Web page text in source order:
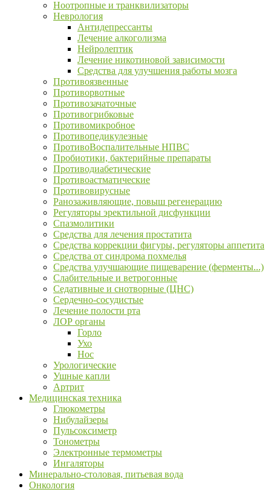
Ноотропные и транквилизаторы
Неврология
Антидепрессанты
Лечение алкоголизма
Нейролептик
Лечение никотиновой зависимости
Средства для улучшения работы мозга
Противоязвенные
Противорвотные
Противозачаточные
Противогрибковые
Противомикробное
Противопедикулезные
ПротивоВоспалительные НПВС
Пробиотики, бактерийные препараты
Противодиабетические
Противоастматические
Противовирусные
Ранозаживляющие, повыш регенерацию
Регуляторы эректильной дисфункции
Спазмолитики
Средства для лечения простатита
Средства коррекции фигуры, регуляторы аппетита
Средства от синдрома похмелья
Средства улучшающие пищеварение (ферменты...)
Слабительные и ветрогонные
Седативные и снотворные (ЦНС)
Сердечно-сосудистые
Лечение полости рта
ЛОР органы
Горло
Ухо
Нос
Урологические
Ушные капли
Артрит
Медицинская техника
Глюкометры
Нибулайзеры
Пульсоксиметр
Тонометры
Электронные термометры
Ингаляторы
Минерально-столовая, питьевая вода
Онкология